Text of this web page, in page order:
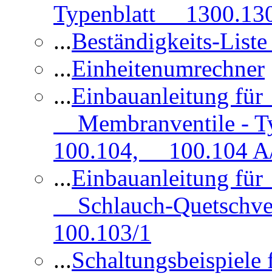
Typenblatt
...Beständigkeits-
...Einheitenumrechner
...Einbauanleitung
Membranventile -
100.104, 100.104
...Einbauanleitung
Schlauch-
100.103/1
...